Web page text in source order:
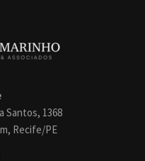
Santos, 1368
Recife/PE